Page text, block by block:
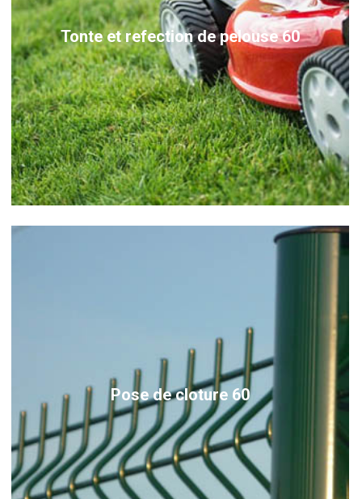
Tonte et refection de pelouse 60
Pose de cloture 60